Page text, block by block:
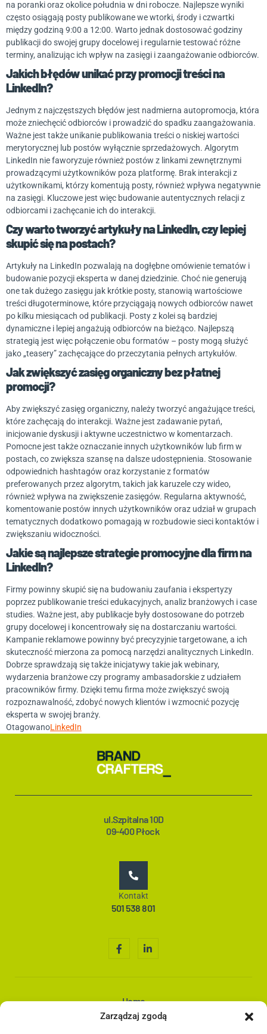
Zarządzaj zgodą
na poranki oraz okolice południa w dni robocze. Najlepsze wyniki
często osiągają posty publikowane we wtorki, środy i czwartki
między godziną 9:00 a 12:00. Warto jednak dostosować godziny
publikacji do swojej grupy docelowej i regularnie testować różne
terminy, analizując ich wpływ na zasięgi i zaangażowanie odbiorców.
Jakich błędów unikać przy promocji treści na
LinkedIn?
Jednym z najczęstszych błędów jest nadmierna autopromocja, która
może zniechęcić odbiorców i prowadzić do spadku zaangażowania.
Ważne jest także unikanie publikowania treści o niskiej wartości
merytorycznej lub postów wyłącznie sprzedażowych. Algorytm
LinkedIn nie faworyzuje również postów z linkami zewnętrznymi
prowadzącymi użytkowników poza platformę. Brak interakcji z
użytkownikami, którzy komentują posty, również wpływa negatywnie
na zasięgi. Kluczowe jest więc budowanie autentycznych relacji z
odbiorcami i zachęcanie ich do interakcji.
Czy warto tworzyć artykuły na LinkedIn, czy lepiej
skupić się na postach?
Artykuły na LinkedIn pozwalają na dogłębne omówienie tematów i
budowanie pozycji eksperta w danej dziedzinie. Choć nie generują
one tak dużego zasięgu jak krótkie posty, stanowią wartościowe
treści długoterminowe, które przyciągają nowych odbiorców nawet
po kilku miesiącach od publikacji. Posty z kolei są bardziej
dynamiczne i lepiej angażują odbiorców na bieżąco. Najlepszą
strategią jest więc połączenie obu formatów – posty mogą służyć
jako „teasery” zachęcające do przeczytania pełnych artykułów.
Jak zwiększyć zasięg organiczny bez płatnej
promocji?
Aby zwiększyć zasięg organiczny, należy tworzyć angażujące treści,
które zachęcają do interakcji. Ważne jest zadawanie pytań,
inicjowanie dyskusji i aktywne uczestnictwo w komentarzach.
Pomocne jest także oznaczanie innych użytkowników lub firm w
postach, co zwiększa szansę na dalsze udostępnienia. Stosowanie
odpowiednich hashtagów oraz korzystanie z formatów
preferowanych przez algorytm, takich jak karuzele czy wideo,
również wpływa na zwiększenie zasięgów. Regularna aktywność,
komentowanie postów innych użytkowników oraz udział w grupach
tematycznych dodatkowo pomagają w rozbudowie sieci kontaktów i
zwiększaniu widoczności.
Jakie są najlepsze strategie promocyjne dla firm na
LinkedIn?
Firmy powinny skupić się na budowaniu zaufania i ekspertyzy
poprzez publikowanie treści edukacyjnych, analiz branżowych i case
studies. Ważne jest, aby publikacje były dostosowane do potrzeb
grupy docelowej i koncentrowały się na dostarczaniu wartości.
Kampanie reklamowe powinny być precyzyjnie targetowane, a ich
skuteczność mierzona za pomocą narzędzi analitycznych LinkedIn.
Dobrze sprawdzają się także inicjatywy takie jak webinary,
wydarzenia branżowe czy programy ambasadorskie z udziałem
pracowników firmy. Dzięki temu firma może zwiększyć swoją
rozpoznawalność, zdobyć nowych klientów i wzmocnić pozycję
eksperta w swojej branży.
OtagowanoLinkedIn
ul.Szpitalna 10D
09-400 Płock
Kontakt
501 538 801
Home
O nas